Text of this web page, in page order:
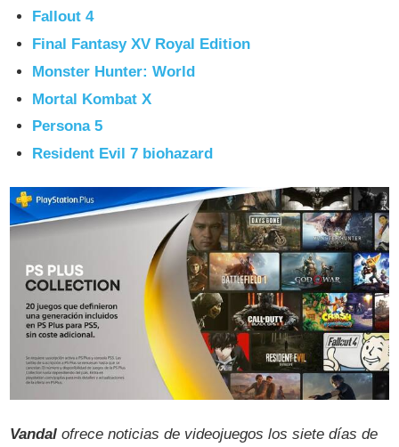
Fallout 4
Final Fantasy XV Royal Edition
Monster Hunter: World
Mortal Kombat X
Persona 5
Resident Evil 7 biohazard
Vandal ofrece noticias de videojuegos los siete días de